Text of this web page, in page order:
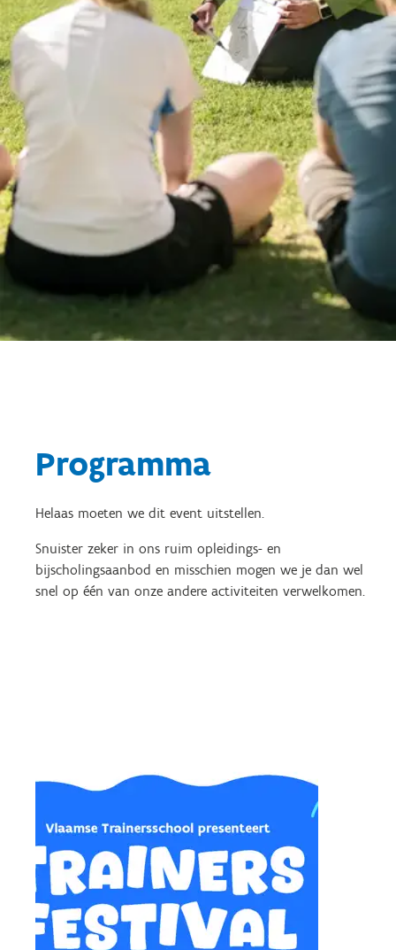
Programma
Helaas moeten we dit event uitstellen.
Snuister zeker in ons ruim opleidings- en
bijscholingsaanbod en misschien mogen we je dan wel
snel op één van onze andere activiteiten verwelkomen.